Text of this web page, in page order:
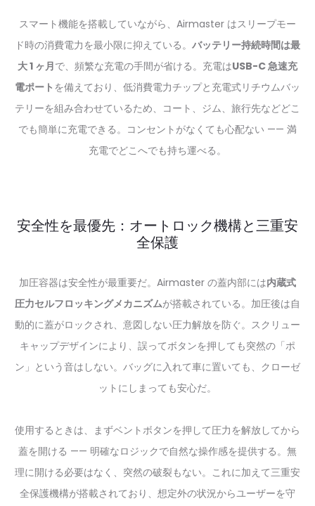
スマート機能を搭載していながら、Airmaster はスリープモー
ド時の消費電力を最小限に抑えている。 バッテリー持続時間は最
大 1 ヶ月で、頻繁な充電の手間が省ける。充電はUSB-C 急速充
電ポート を備えており、低消費電力チップと充電式リチウムバッ
テリーを組み合わせているため、コート、ジム、旅行先などどこ
でも簡単に充電できる。コンセントがなくても心配ない —— 満
充電でどこへでも持ち運べる。
安全性を最優先：オートロック機構と三重安
全保護
加圧容器は安全性が最重要だ。Airmaster の蓋内部には内蔵式
圧力セルフロッキングメカニズムが搭載されている。加圧後は自
動的に蓋がロックされ、意図しない圧力解放を防ぐ。スクリュー
キャップデザインにより、誤ってボタンを押しても突然の「ポ
ン」という音はしない。バッグに入れて車に置いても、クローゼ
ットにしまっても安心だ。
使用するときは、まずベントボタンを押して圧力を解放してから
蓋を開ける —— 明確なロジックで自然な操作感を提供する。無
理に開ける必要はなく、突然の破裂もない。これに加えて三重安
全保護機構が搭載されており、想定外の状況からユーザーを守